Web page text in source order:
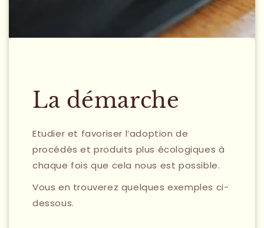
La démarche
Etudier et favoriser l’adoption de
procédés et produits plus écologiques à
chaque fois que cela nous est possible.
Vous en trouverez quelques exemples ci-
dessous.